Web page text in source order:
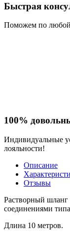
Быстрая
Поможем по
100%
Индивидуальные
лояльности!
Описание
Отзывы
Растворный шланг
соединениями
Длина 10 метров.